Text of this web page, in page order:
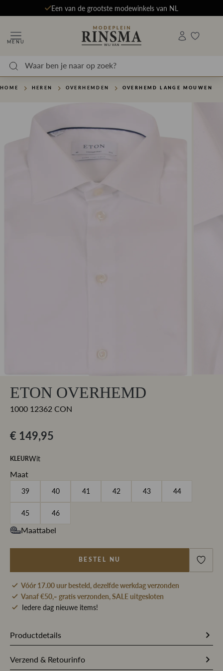
Een van de grootste modewinkels van NL
MENU
HOME HEREN OVERHEMDEN OVERHEMD LANGE MOUWEN
ETON OVERHEMD
1000 12362 CON
€ 149,95
KLEURWit
Maat
39 40 41 42 43 44
45 46
Maattabel
BESTEL NU
Vóór 17.00 uur besteld, dezelfde werkdag verzonden
Vanaf €50,- gratis verzonden, SALE uitgesloten
Iedere dag nieuwe items!
Productdetails
Verzend & Retourinfo